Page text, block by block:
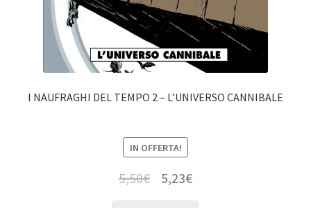
I NAUFRAGHI DEL TEMPO 2 – L’UNIVERSO CANNIBALE
IN OFFERTA!
5,50€ 5,23€